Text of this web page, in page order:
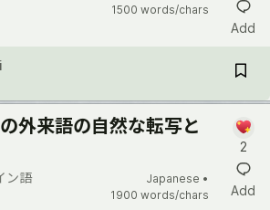
1500 words/chars
Add
外来語の自然な転写と
ン語
Japanese •
1900 words/chars
2
Add